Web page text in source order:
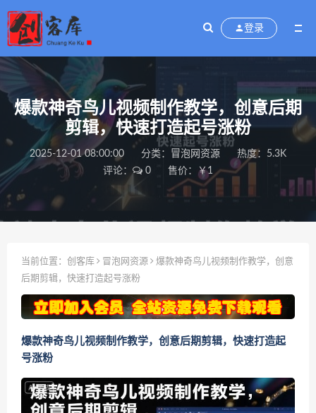
登录
爆款神奇鸟儿视频制作教学，创意后期
剪辑，快速打造起号涨粉
2025-12-01 08:00:00 分类： 冒泡网资源
热度：5.3K
评论：
0 售价：￥1
当前位置： 创客库 冒泡网资源
爆款神奇鸟儿视频制作教学，创意
后期剪辑，快速打造起号涨粉
爆款神奇鸟儿视频制作教学，创意后期剪辑，快速打造起
号涨粉